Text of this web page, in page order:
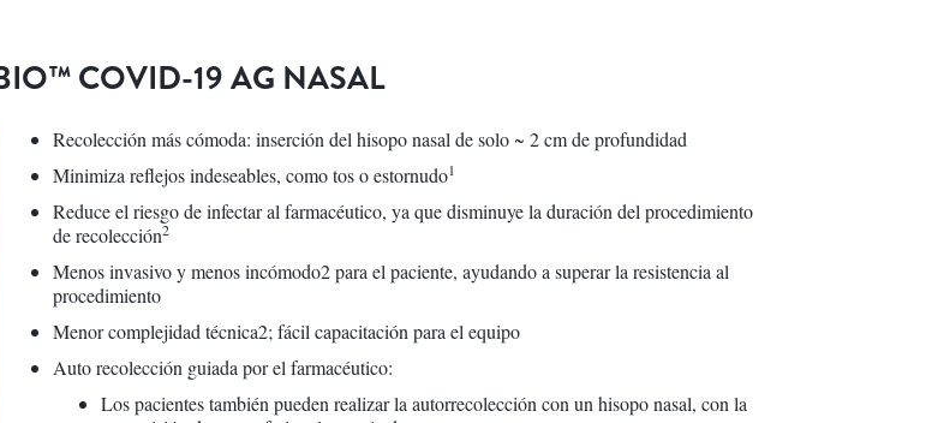
COVID-19 AG NASAL
Recolección más cómoda: inserción del hisopo nasal de solo ~ 2 cm de profundidad
Minimiza reflejos indeseables, como tos o estornudo1
Reduce el riesgo de infectar al farmacéutico, ya que disminuye la duración del procedimiento
de recolección2
Menos invasivo y menos incómodo2 para el paciente, ayudando a superar la resistencia al
procedimiento
Menor complejidad técnica2; fácil capacitación para el equipo
Auto recolección guiada por el farmacéutico:
Los pacientes también pueden realizar la autorrecolección con un hisopo nasal, con la